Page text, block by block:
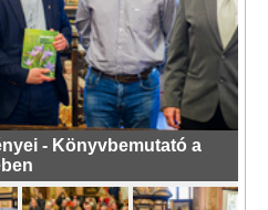
- Könyvbemutató a